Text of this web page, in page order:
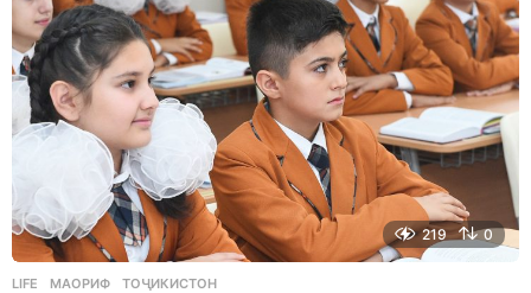
219 0
LIFE МАОРИФ ,ТОҶИКИСТОН